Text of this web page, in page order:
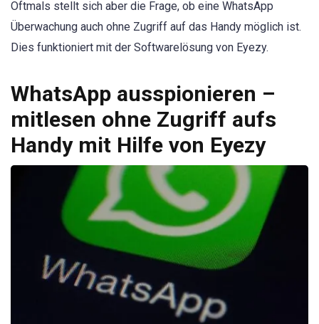
Oftmals stellt sich aber die Frage, ob eine WhatsApp
Überwachung auch ohne Zugriff auf das Handy möglich ist.
Dies funktioniert mit der Softwarelösung von Eyezy.
WhatsApp ausspionieren –
mitlesen ohne Zugriff aufs
Handy mit Hilfe von Eyezy